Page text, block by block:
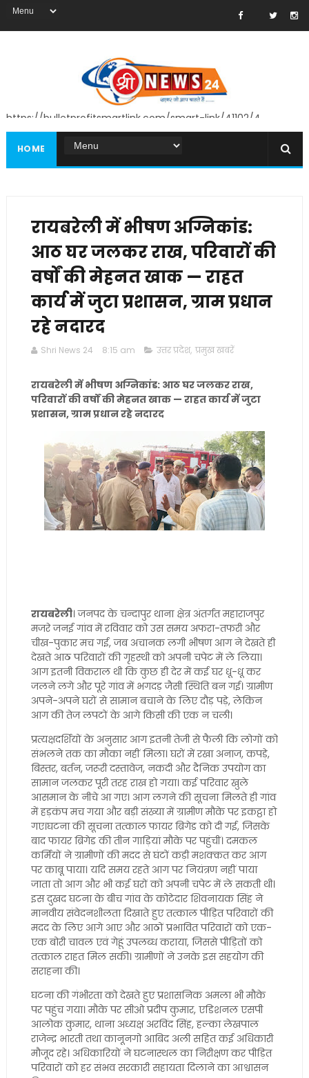
https://bulletprofitsmartlink.com/smart-link/41102/4
HOME
रायबरेली में भीषण अग्निकांड:
आठ घर जलकर राख, परिवारों की
वर्षों की मेहनत खाक — राहत
कार्य में जुटा प्रशासन, ग्राम प्रधान
रहे नदारद
Shri News 24 8:15 am उत्तर प्रदेश, प्रमुख खबरें
रायबरेली में भीषण अग्निकांड: आठ घर जलकर राख,
परिवारों की वर्षों की मेहनत खाक — राहत कार्य में जुटा
प्रशासन, ग्राम प्रधान रहे नदारद
रायबरेली। जनपद के चन्दापुर थाना क्षेत्र अंतर्गत महाराजपुर
मजरे जनई गांव में रविवार को उस समय अफरा-तफरी और
चीख-पुकार मच गई, जब अचानक लगी भीषण आग ने देखते ही
देखते आठ परिवारों की गृहस्थी को अपनी चपेट में ले लिया।
आग इतनी विकराल थी कि कुछ ही देर में कई घर धू-धू कर
जलने लगे और पूरे गांव में भगदड़ जैसी स्थिति बन गई। ग्रामीण
अपने-अपने घरों से सामान बचाने के लिए दौड़ पड़े, लेकिन
आग की तेज लपटों के आगे किसी की एक न चली।
प्रत्यक्षदर्शियों के अनुसार आग इतनी तेजी से फैली कि लोगों को
संभलने तक का मौका नहीं मिला। घरों में रखा अनाज, कपड़े,
बिस्तर, बर्तन, जरूरी दस्तावेज, नकदी और दैनिक उपयोग का
सामान जलकर पूरी तरह राख हो गया। कई परिवार खुले
आसमान के नीचे आ गए। आग लगने की सूचना मिलते ही गांव
में हड़कंप मच गया और बड़ी संख्या में ग्रामीण मौके पर इकट्ठा हो
गए।घटना की सूचना तत्काल फायर ब्रिगेड को दी गई, जिसके
बाद फायर ब्रिगेड की तीन गाड़ियां मौके पर पहुंचीं। दमकल
कर्मियों ने ग्रामीणों की मदद से घंटों कड़ी मशक्कत कर आग
पर काबू पाया। यदि समय रहते आग पर नियंत्रण नहीं पाया
जाता तो आग और भी कई घरों को अपनी चपेट में ले सकती थी।
इस दुखद घटना के बीच गांव के कोटेदार शिवनायक सिंह ने
मानवीय संवेदनशीलता दिखाते हुए तत्काल पीड़ित परिवारों की
मदद के लिए आगे आए और आठों प्रभावित परिवारों को एक-
एक बोरी चावल एवं गेहूं उपलब्ध कराया, जिससे पीड़ितों को
तत्काल राहत मिल सकी। ग्रामीणों ने उनके इस सहयोग की
सराहना की।
घटना की गंभीरता को देखते हुए प्रशासनिक अमला भी मौके
पर पहुंच गया। मौके पर सीओ प्रदीप कुमार, एडिशनल एसपी
आलोक कुमार, थाना अध्यक्ष अरविंद सिंह, हल्का लेखपाल
राजेन्द्र भारती तथा कानूनगो आबिद अली सहित कई अधिकारी
मौजूद रहे। अधिकारियों ने घटनास्थल का निरीक्षण कर पीड़ित
परिवारों को हर संभव सरकारी सहायता दिलाने का आश्वासन